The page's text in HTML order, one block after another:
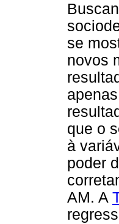
se
novos
que o
à
poder
AM. A